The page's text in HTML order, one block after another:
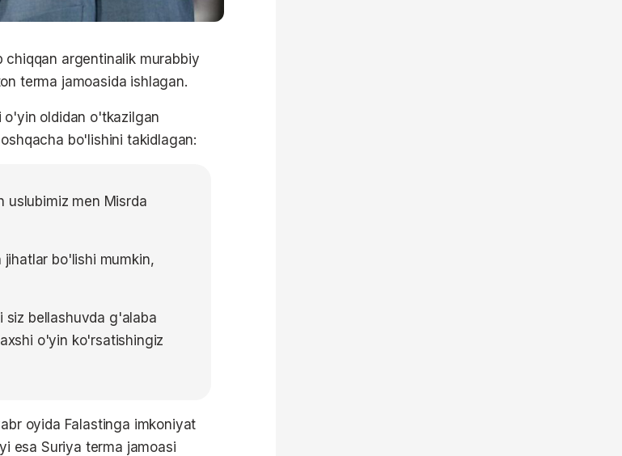
chiqqan argentinalik murabbiy
terma jamoasida ishlagan.
o'yin oldidan o'tkazilgan
bo'lishini takidlagan:
uslubimiz men Misrda
bo'lishi mumkin,
siz bellashuvda g'alaba
o'yin ko'rsatishingiz
oyida Falastinga imkoniyat
esa Suriya terma jamoasi